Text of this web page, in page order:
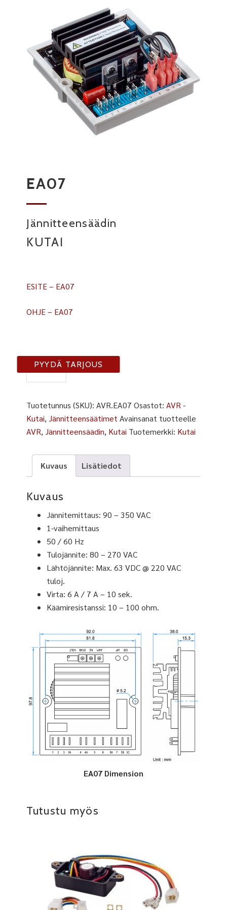
EA07
Jännitteensäädin
KUTAI
ESITE – EA07
OHJE – EA07
EA07
määrä
PYYDÄ TARJOUS
Tuotetunnus (SKU):AVR.EA07 Osastot:AVR -
Kutai,Jännitteensäätimet Avainsanat tuotteelle
AVR,Jännitteensäädin, Kutai Tuotemerkki: Kutai
Kuvaus Lisätiedot
Kuvaus
Jännitemittaus: 90 – 350 VAC
1-vaihemittaus
50 / 60 Hz
Tulojännite: 80 – 270 VAC
Lähtöjännite: Max. 63 VDC @ 220 VAC
tuloj.
Virta: 6 A / 7 A – 10 sek.
Käämiresistanssi: 10 – 100 ohm.
EA07 Dimension
Tutustu myös